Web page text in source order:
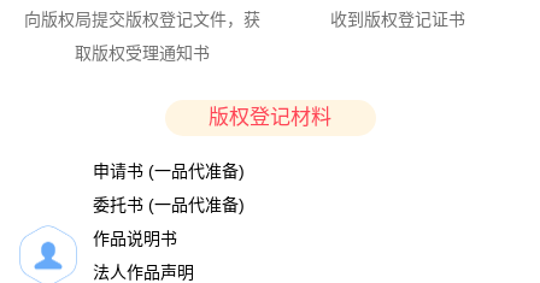
向版权局提交版权登记文件，获
取版权受理通知书
收到版权登记证书
版权登记材料
申请书 (一品代准备)
委托书 (一品代准备)
作品说明书
法人作品声明